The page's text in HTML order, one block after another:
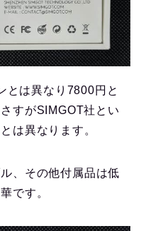
とは異なり7800円と
すがSIMGOT社とい
は異なります。
、その他付属品は低
です。